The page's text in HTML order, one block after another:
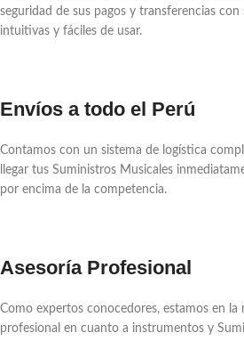
seguridad de sus pagos y transferencias
intuitivas y fáciles de usar.
Envíos a todo el Perú
Contamos con un sistema de logística
llegar tus Suministros Musicales
por encima de la competencia.
Asesoría Profesional
Como expertos conocedores, estamos en la
profesional en cuanto a instrumentos y